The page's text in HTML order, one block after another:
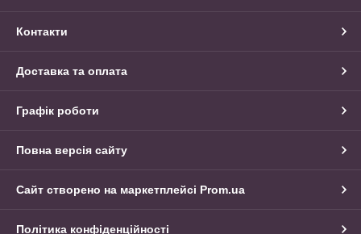
Контакти
Доставка та оплата
Графік роботи
Повна версія сайту
Сайт створено на маркетплейсі Prom.ua
Політика конфіденційності